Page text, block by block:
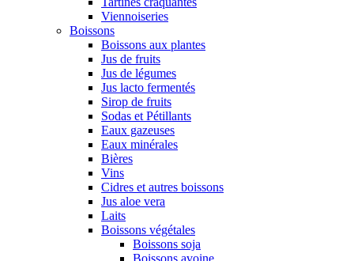
Viennoiseries
Boissons
Boissons aux plantes
Jus de fruits
Jus de légumes
Jus lacto fermentés
Sirop de fruits
Sodas et Pétillants
Eaux gazeuses
Eaux minérales
Bières
Vins
Cidres et autres boissons
Jus aloe vera
Laits
Boissons végétales
Boissons soja
Boissons avoine